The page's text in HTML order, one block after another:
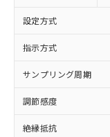
設定方式
指示方式
サンプリング周期
調節感度
絶縁抵抗
対応済